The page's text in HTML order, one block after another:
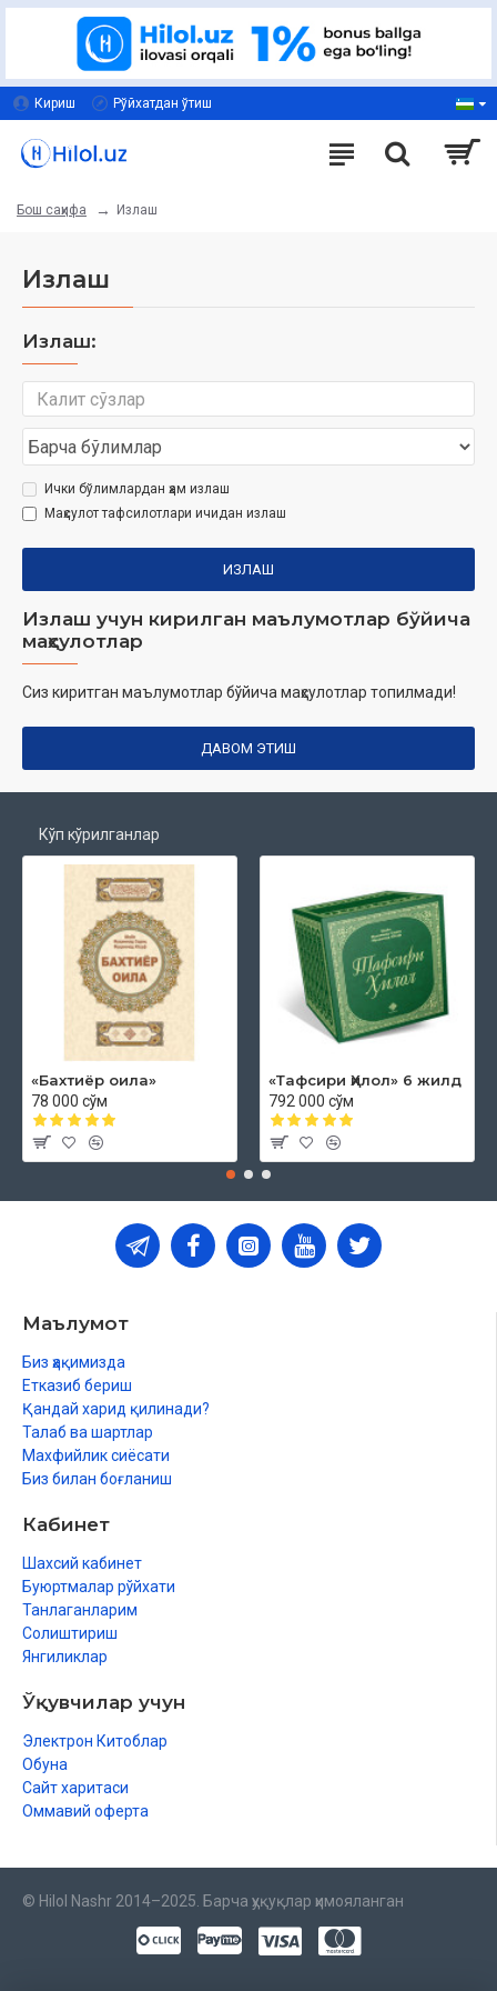
Кириш Рўйхатдан ўтиш
Бош саҳифа Излаш
Излаш
Излаш:
Ички бўлимлардан ҳам излаш
Маҳсулот тафсилотлари ичидан излаш
ИЗЛАШ
Излаш учун кирилган маълумотлар бўйича
маҳсулотлар
Сиз киритган маълумотлар бўйича маҳсулотлар топилмади!
ДАВОМ ЭТИШ
Кўп кўрилганлар
«Бахтиёр оила»
78 000 сўм
«Тафсири Ҳилол» 6 жилд
792 000 сўм
Маълумот
Биз ҳақимизда
Етказиб бериш
Қандай харид қилинади?
Талаб ва шартлар
Махфийлик сиёсати
Биз билан боғланиш
Кабинет
Шахсий кабинет
Буюртмалар рўйхати
Танлаганларим
Солиштириш
Янгиликлар
Ўқувчилар учун
Электрон Китоблар
Обуна
Сайт харитаси
Оммавий оферта
© Hilol Nashr 2014–2025. Барча ҳуқуқлар ҳимояланган